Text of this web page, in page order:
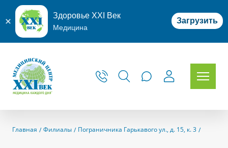
Здоровье XXI Век
Медицина
Загрузить
Главная Филиалы Пограничника Гарькавого ул., д. 15, к. 3